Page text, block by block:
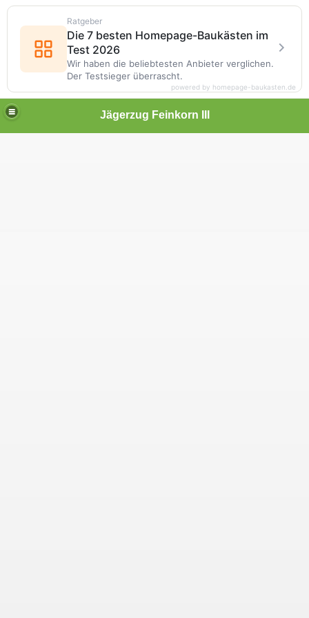
Jägerzug Feinkorn III
Ratgeber
Die 7 besten Homepage-Baukästen im
Test 2026
Wir haben die beliebtesten Anbieter verglichen.
Der Testsieger überrascht.
powered by homepage-baukasten.de